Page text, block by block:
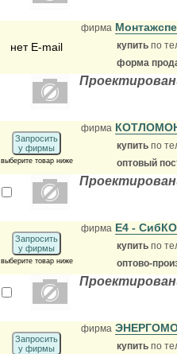
нет E-mail
фирма
купить по
форма
Запросить
у фирмы
выберите товар ниже
фирма
купить по
оптовый
Запросить
у фирмы
выберите товар ниже
фирма Е4 -
купить по
оптово-
Запросить
у фирмы
фирма
купить по